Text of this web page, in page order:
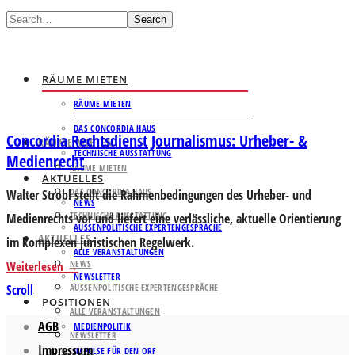
Search
RÄUME MIETEN
RÄUME MIETEN
DAS CONCORDIA HAUS
TECHNISCHE AUSSTATTUNG
AKTUELLES
NEWS
AUSSENPOLITISCHE EXPERTENGESPRÄCHE
ALLE VERANSTALTUNGEN
NEWSLETTER
POSITIONEN
MEDIENPOLITIK
IMPULSE FÜR DEN ORF
RÄUME MIETEN
RÄUME MIETEN
DAS CONCORDIA HAUS
TECHNISCHE AUSSTATTUNG
AKTUELLES
NEWS
AUSSENPOLITISCHE EXPERTENGESPRÄCHE
ALLE VERANSTALTUNGEN
NEWSLETTER
Concordia Rechtsdienst Journalismus: Urheber- &
Medienrecht
Walter Strobl stellt die Rahmenbedingungen des Urheber- und
Medienrechts vor und liefert eine verlässliche, aktuelle Orientierung
im komplexen juristischen Regelwerk.
Weiterlesen
Scroll
AGB
Impressum